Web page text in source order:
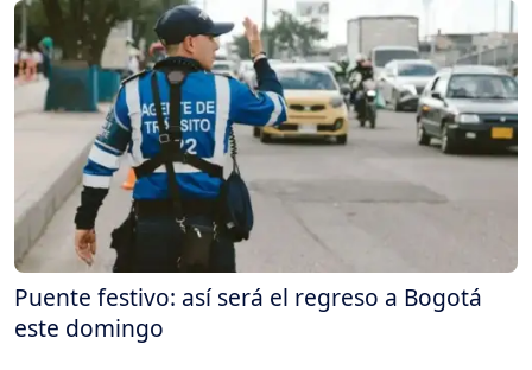
Puente festivo: así será el regreso a Bogotá
este domingo